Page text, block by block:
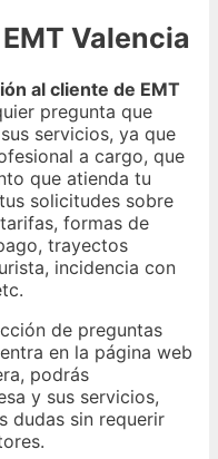
Valencia
al cliente de EMT
pregunta que
servicios, ya que
a cargo, que
que atienda tu
solicitudes sobre
formas de
trayectos
incidencia con
de preguntas
en la página web
podrás
y sus servicios,
dudas sin requerir